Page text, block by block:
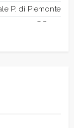
P. di Piemonte
86100